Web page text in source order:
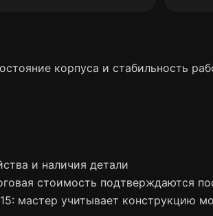
корпуса и стабильность
и наличия детали
стоимость подтверждаются
мастер учитывает конструкцию